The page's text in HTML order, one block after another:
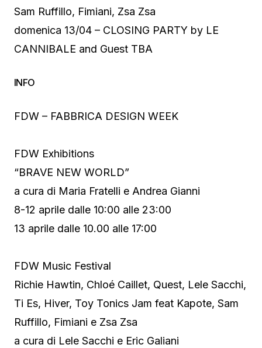
Sam Ruffillo, Fimiani, Zsa Zsa
domenica 13/04 – CLOSING PARTY by LE
CANNIBALE and Guest TBA
INFO
FDW – FABBRICA DESIGN WEEK
FDW Exhibitions
“BRAVE NEW WORLD”
a cura di Maria Fratelli e Andrea Gianni
8-12 aprile dalle 10:00 alle 23:00
13 aprile dalle 10.00 alle 17:00
FDW Music Festival
Richie Hawtin, Chloé Caillet, Quest, Lele Sacchi,
Ti Es, Hiver, Toy Tonics Jam feat Kapote, Sam
Ruffillo, Fimiani e Zsa Zsa
a cura di Lele Sacchi e Eric Galiani